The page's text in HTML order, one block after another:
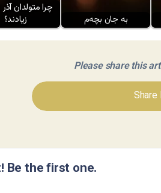
چرا متولدان
زیادند؟
به جان بچه‌م
Please share this
Share
Be the first one.